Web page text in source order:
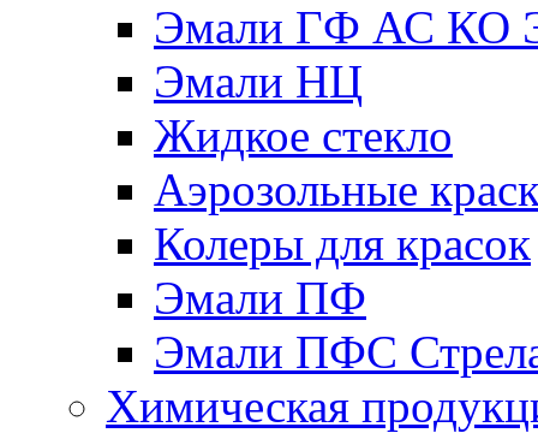
Эмали ГФ АС КО
Эмали НЦ
Жидкое стекло
Аэрозольные
Колеры для красок
Эмали ПФ
Эмали ПФС
Химическая